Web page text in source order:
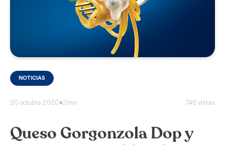
NOTICIAS
20 octubre 2020•2min 746 vistas
Queso Gorgonzola Dop y